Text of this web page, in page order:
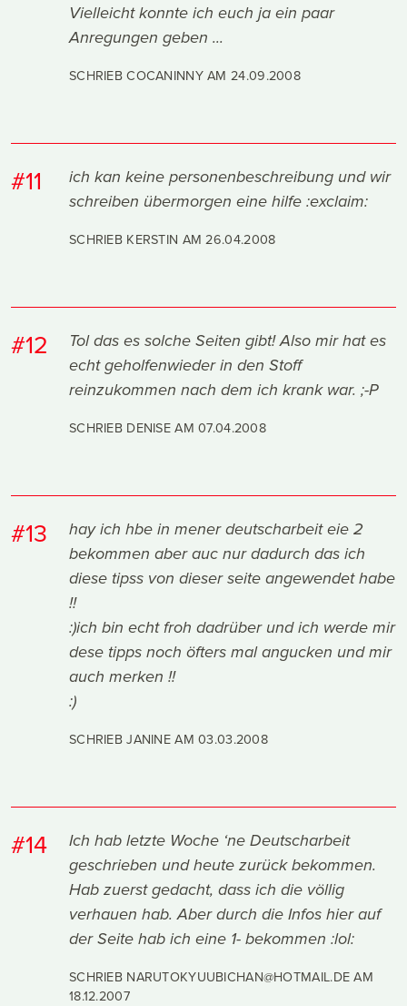
Vielleicht konnte ich euch ja ein paar
Anregungen geben ...
SCHRIEB COCANINNY AM24.09.2008
#11
ich kan keine personenbeschreibung und wir
schreiben übermorgen eine hilfe :exclaim:
SCHRIEB KERSTIN AM26.04.2008
#12
Tol das es solche Seiten gibt! Also mir hat es
echt geholfenwieder in den Stoff
reinzukommen nach dem ich krank war. ;-P
SCHRIEB DENISE AM07.04.2008
#13
hay ich hbe in mener deutscharbeit eie 2
bekommen aber auc nur dadurch das ich
diese tipss von dieser seite angewendet habe
!!
:)ich bin echt froh dadrüber und ich werde mir
dese tipps noch öfters mal angucken und mir
auch merken !!
:)
SCHRIEB JANINE AM03.03.2008
#14
Ich hab letzte Woche ‘ne Deutscharbeit
geschrieben und heute zurück bekommen.
Hab zuerst gedacht, dass ich die völlig
verhauen hab. Aber durch die Infos hier auf
der Seite hab ich eine 1- bekommen :lol:
SCHRIEB NARUTOKYUUBICHAN@HOTMAIL.DE AM
18.12.2007